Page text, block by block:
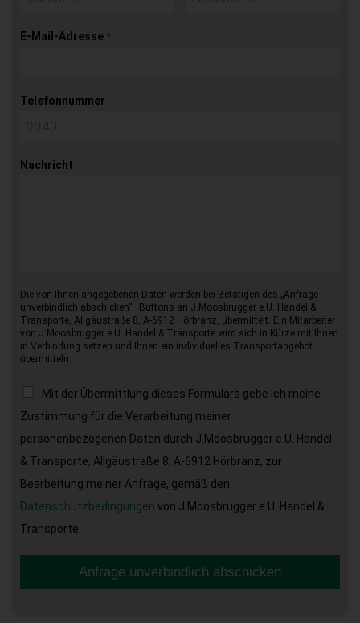
E-Mail-Adresse *
Telefonnummer
Nachricht
Die von Ihnen angegebenen Daten werden bei Betätigen des „Anfrage
unverbindlich abschicken“–Buttons an J.Moosbrugger e.U. Handel &
Transporte, Allgäustraße 8, A-6912 Hörbranz, übermittelt. Ein Mitarbeiter
von J.Moosbrugger e.U. Handel & Transporte wird sich in Kürze mit Ihnen
in Verbindung setzen und Ihnen ein individuelles Transportangebot
übermitteln.
Mit der Übermittlung dieses Formulars gebe ich meine
Zustimmung für die Verarbeitung meiner
personenbezogenen Daten durch J.Moosbrugger e.U. Handel
& Transporte, Allgäustraße 8, A-6912 Hörbranz, zur
Bearbeitung meiner Anfrage, gemäß den
Datenschutzbedingungen von J.Moosbrugger e.U. Handel &
Transporte.
Anfrage unverbindlich abschicken